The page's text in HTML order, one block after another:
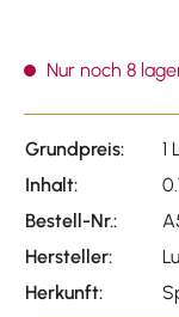
Nur noch 8
Grundpreis:
1
Inhalt:
Bestell-Nr.:
Hersteller:
Herkunft: